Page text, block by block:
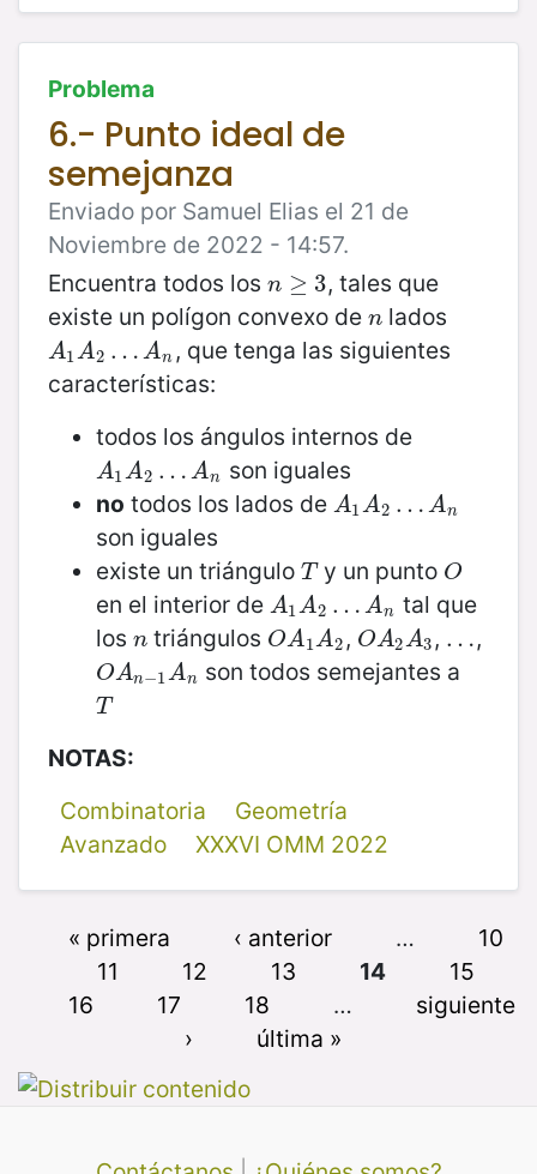
Problema
6.- Punto ideal de
semejanza
Enviado por Samuel Elias el 21 de
Noviembre de 2022 - 14:57.
Encuentra todos los n ≥ 3
n≥3
, tales que
existe un polígon convexo de n
n lados
A1A2 … An
A1A2… An
, que tenga las siguientes
características:
todos los ángulos internos de
A1A2 … An
A1A2… An
son iguales
no todos los lados de A1A2 … An
A1A2… An
son iguales
existe un triángulo T
Ty un punto O
O
en el interior de A1A2 … An
A1A2… An
tal que
los n
n triángulos OA1A2
OA1A2 , OA2A3
OA2A3, …
… ,
OAn−1An
OAn−1An son todos semejantes a
T
T
NOTAS:
Combinatoria
Geometría
Avanzado
XXXVI OMM 2022
« primera ‹ anterior …
10
11
12 13 14
15
16
17 18 …
siguiente
›
última »